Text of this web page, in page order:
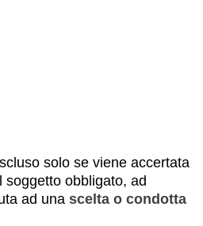
solo se viene accertata
soggetto obbligato, ad
ad una scelta o condotta